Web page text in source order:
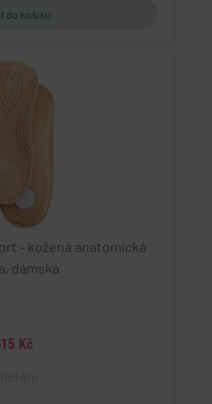
- kožená anatomická
dámská
Kč